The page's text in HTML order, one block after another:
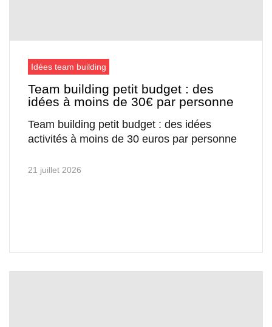
Idées team building
Team building petit budget : des
idées à moins de 30€ par personne
Team building petit budget : des idées
activités à moins de 30 euros par personne
21 juillet 2026